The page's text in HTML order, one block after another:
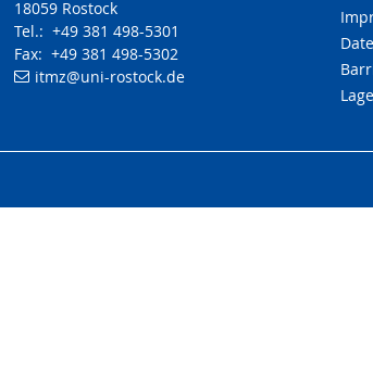
18059 Rostock
Tel.: +49 381 498-5301
Fax: +49 381 498-5302
itmz@uni-rostock.de